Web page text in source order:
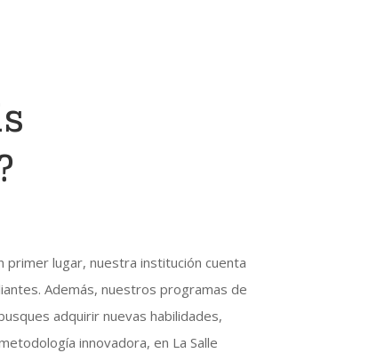
primer lugar, nuestra institución cuenta
Además, nuestros programas de
adquirir nuevas habilidades,
innovadora, en La Salle